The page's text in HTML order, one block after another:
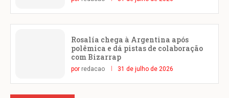
Rosalía chega à Argentina após
polêmica e dá pistas de colaboração
com Bizarrap
por redacao 31 de julho de 2026